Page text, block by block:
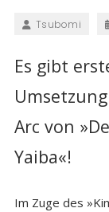
Tsubomi
Es gibt
Arc von
Yaiba«!
Im Zuge des